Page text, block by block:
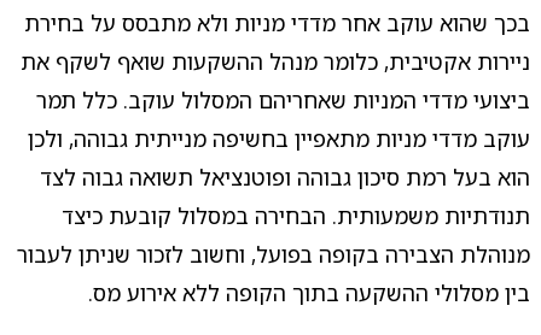
בכך שהוא עוקב אחר מדדי מניות ולא מתבסס על בחירת
ניירות אקטיבית, כלומר מנהל ההשקעות שואף לשקף את
ביצועי מדדי המניות שאחריהם המסלול עוקב. כלל תמר
עוקב מדדי מניות מתאפיין בחשיפה מנייתית גבוהה, ולכן
הוא בעל רמת סיכון גבוהה ופוטנציאל תשואה גבוה לצד
תנודתיות משמעותית. הבחירה במסלול קובעת כיצד
מנוהלת הצבירה בקופה בפועל, וחשוב לזכור שניתן לעבור
בין מסלולי ההשקעה בתוך הקופה ללא אירוע מס.